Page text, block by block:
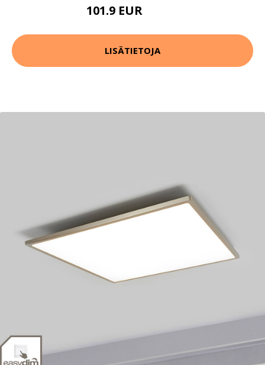
101.9 EUR
LISÄTIETOJA